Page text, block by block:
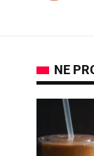
NE